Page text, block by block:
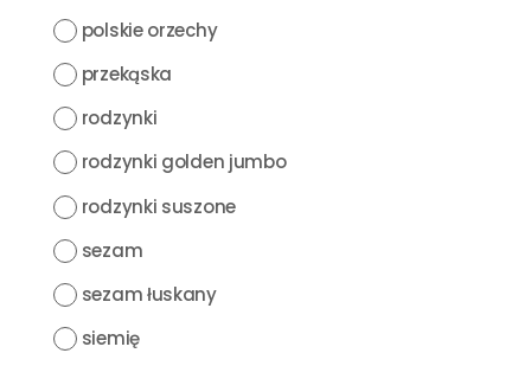
polskie orzechy
przekąska
rodzynki
rodzynki golden jumbo
rodzynki suszone
sezam
sezam łuskany
siemię